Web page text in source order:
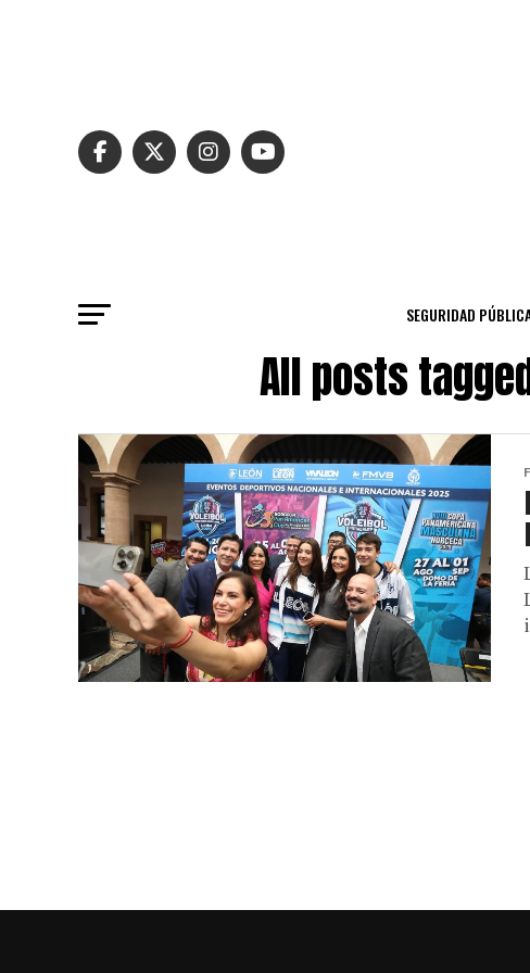
SEGURIDAD
All posts